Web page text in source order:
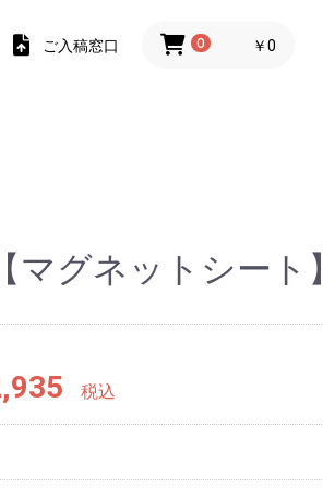
ご入稿窓口 0 ￥0
マグネットシート】
税込